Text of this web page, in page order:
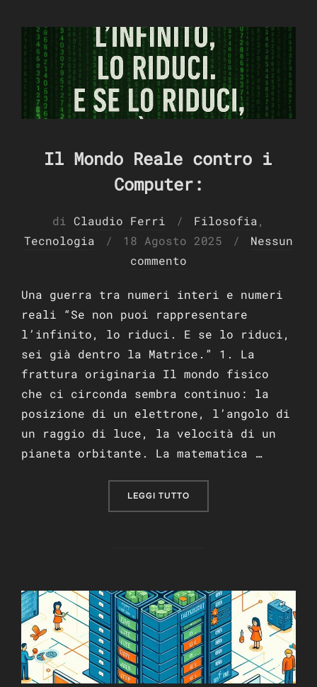
Il Mondo Reale contro i
Computer:
di Claudio Ferri Filosofia,
Tecnologia
Pubblicato
il
18 Agosto 2025
Nessun
commento
Una guerra tra numeri interi e numeri
reali “Se non puoi rappresentare
l’infinito, lo riduci. E se lo riduci,
sei già dentro la Matrice.” 1. La
frattura originaria Il mondo fisico
che ci circonda sembra continuo: la
posizione di un elettrone, l’angolo di
un raggio di luce, la velocità di un
pianeta orbitante. La matematica …
LEGGI TUTTO